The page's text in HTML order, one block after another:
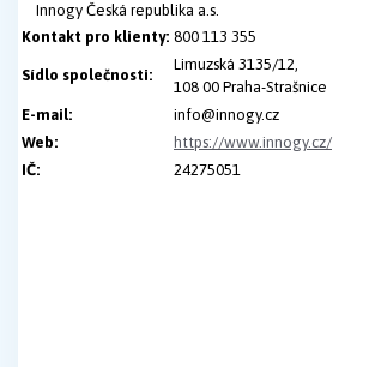
Innogy Česká republika a.s.
Kontakt pro klienty: 800 113 355
Sídlo společnosti:
Limuzská 3135/12,
108 00 Praha-Strašnice
E-mail:
info@innogy.cz
Web:
https://www.innogy.cz/
IČ:
24275051